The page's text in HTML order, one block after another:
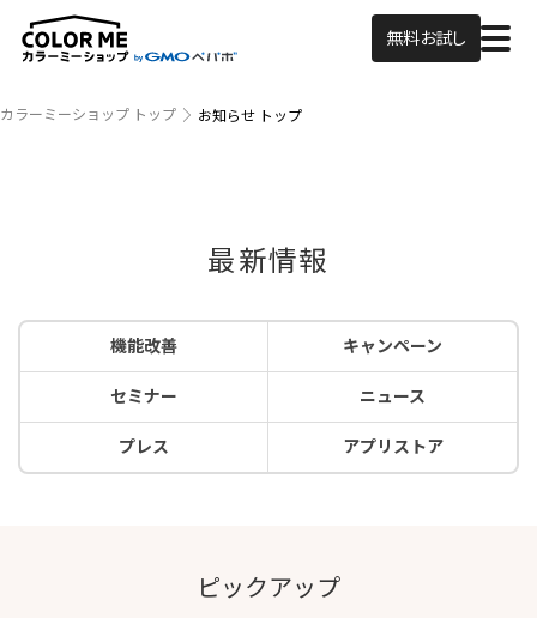
無料お試し
カラーミーショップ トップ お知らせ トップ
最新情報
機能改善 キャンペーン
セミナー ニュース
プレス アプリストア
ピックアップ